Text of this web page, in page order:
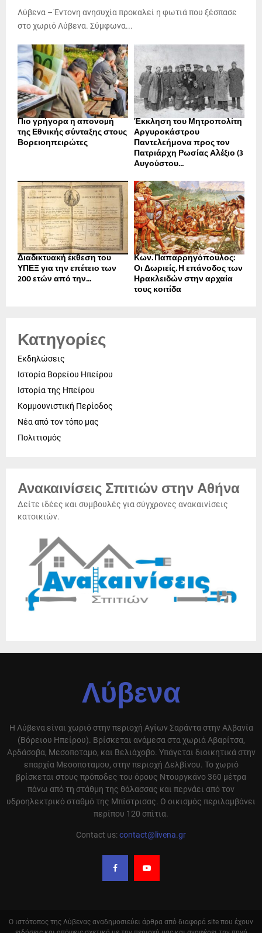
Λύβενα – Έντονη ανησυχία προκαλεί η φωτιά που ξέσπασε
στο χωριό Λύβενα. Σύμφωνα...
Πιο γρήγορα η απονοµή
της Εθνικής σύνταξης στους
Βορειοηπειρώτες
Έκκληση του Μητροπολίτη
Αργυροκάστρου
Παντελεήμονα προς τον
Πατριάρχη Ρωσίας Αλέξιο (3
Αυγούστου...
Διαδικτυακή έκθεση του
ΥΠΕΞ για την επέτειο των
200 ετών από την...
Κων. Παπαρρηγόπουλος:
Οι Δωριείς. Η επάνοδος των
Ηρακλειδών στην αρχαία
τους κοιτίδα
Κατηγορίες
Εκδηλώσεις
Ιστορία Βορείου Ηπείρου
Ιστορία της Ηπείρου
Κομμουνιστική Περίοδος
Νέα από τον τόπο μας
Πολιτισμός
Ανακαινίσεις Σπιτιών στην Αθήνα
Δείτε ιδέες και συμβουλές για σύγχρονες ανακαινίσεις
κατοικιών.
Λύβενα
Η Λύβενα είναι χωριό στην περιοχή Αγίων Σαράντα στην Αλβανία
(Βόρειου Ηπείρου). Βρίσκεται ανάμεσα στα χωριά Αβαρίτσα,
Αρδάσοβα, Μεσοποταμο, και Βελιάχοβο. Υπάγεται διοικητικά στην
επαρχία Μεσοποταμου, στην περιοχή Δελβίνου. Το χωριό
βρίσκεται στους πρόποδες του όρους Ντουργκάνο 360 μέτρα
πάνω από τη στάθμη της θάλασσας και περνάει από τον
υδροηλεκτρικό σταθμό της Μπίστρισας. Ο οικισμός περιλαμβάνει
περίπου 120 σπίτια.
Contact us:contact@livena.gr
Ο ιστότοπος της Λύβενας αναδημοσιεύει άρθρα από διαφορά site που έχουν